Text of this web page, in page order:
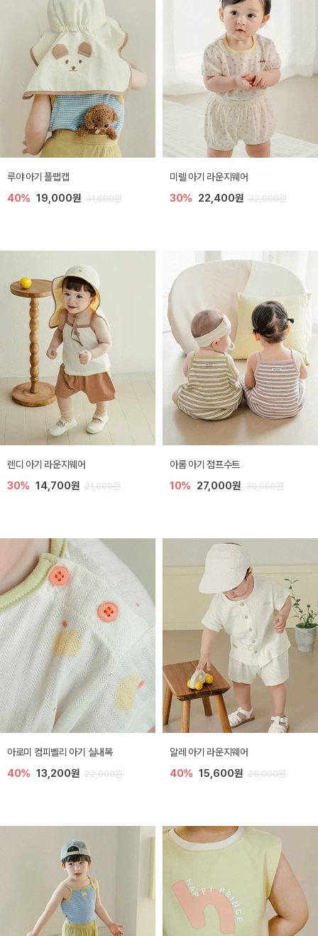
루야 아기 플랩캡
40% 19,000원 31,600원
미렐 아기 라운지웨어
30% 22,400원 32,000원
렌디 아기 라운지웨어
30% 14,700원 21,000원
아롬 아기 점프수트
10% 27,000원 30,000원
아로미 컴피벨리 아기 실내복
40% 13,200원 22,000원
알레 아기 라운지웨어
40% 15,600원 26,000원